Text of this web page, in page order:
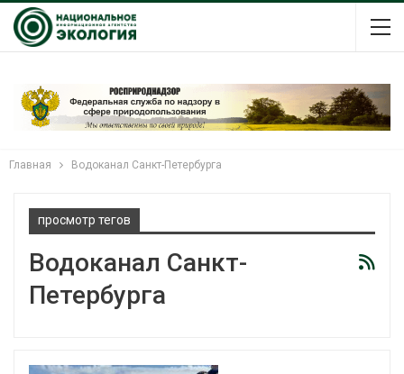
Главная Водоканал Санкт-Петербурга
просмотр тегов
Водоканал Санкт-
Петербурга